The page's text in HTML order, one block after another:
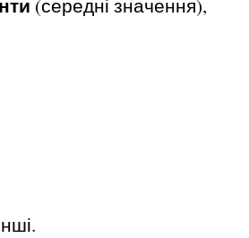
(середні значення),